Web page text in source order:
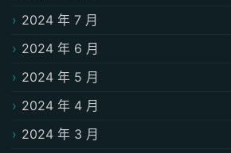
2024 年 7 月
2024 年 6 月
2024 年 5 月
2024 年 4 月
2024 年 3 月